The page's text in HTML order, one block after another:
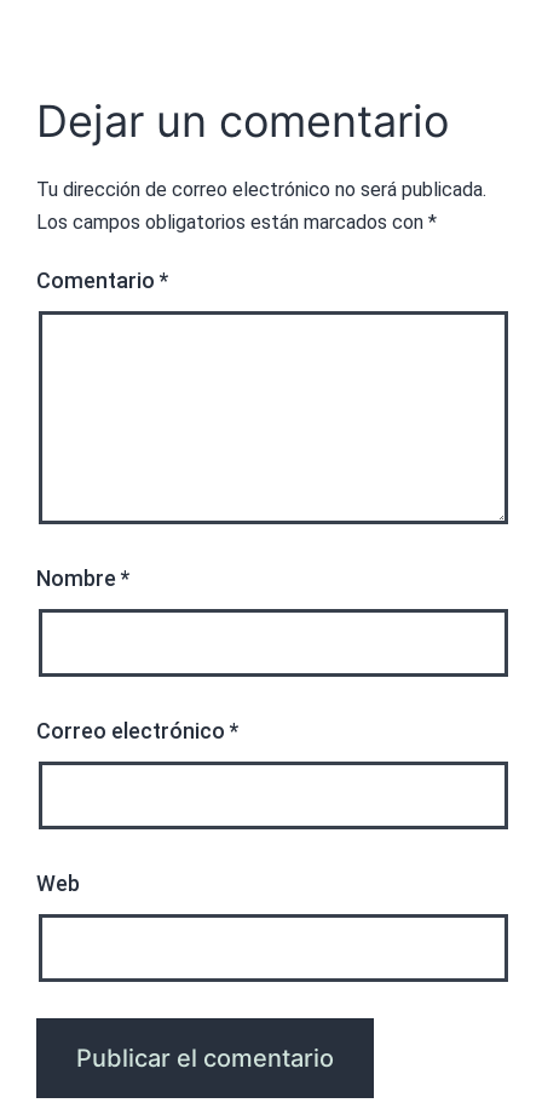
Dejar un comentario
Tu dirección de correo electrónico no será publicada.
Los campos obligatorios están marcados con *
Comentario *
Nombre *
Correo electrónico *
Web